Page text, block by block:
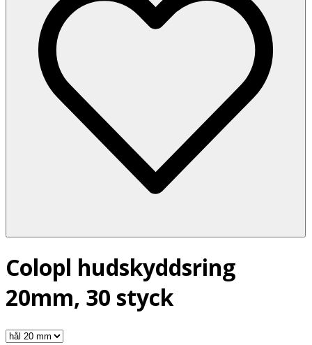
Colopl hudskyddsring
20mm, 30 styck